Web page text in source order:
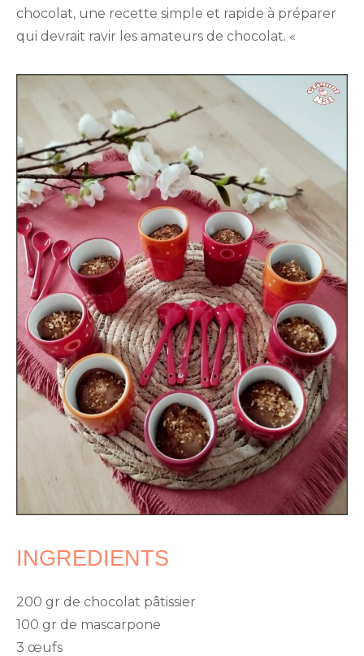
chocolat, une recette simple et rapide à préparer
qui devrait ravir les amateurs de chocolat. «
INGREDIENTS
200 gr de chocolat pâtissier
100 gr de mascarpone
3 œufs